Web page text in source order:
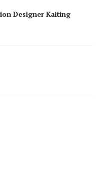
Designer Kaiting